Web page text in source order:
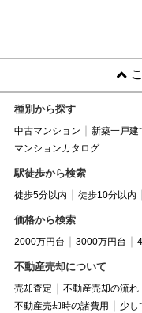
種別から探す
中古マンション 新築一戸建
マンションカタログ
駅徒歩から検索
徒歩5分以内 徒歩10分以内
価格から検索
2000万円台 3000万円台
不動産売却について
売却査定 不動産売却の流れ
不動産売却時の諸費用
少し